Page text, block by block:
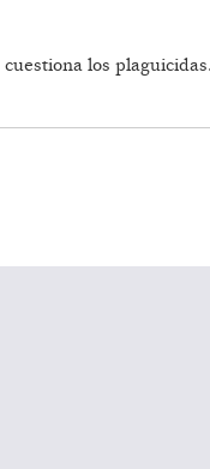
los